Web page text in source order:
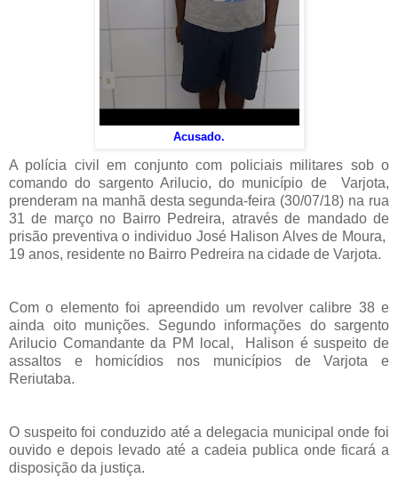
Acusado.
A polícia civil em conjunto com policiais militares sob o
comando do sargento Arilucio, do município de Varjota,
prenderam na manhã desta segunda-feira (30/07/18) na rua
31 de março no Bairro Pedreira, através de mandado de
prisão preventiva o individuo José Halison Alves de Moura,
19 anos, residente no Bairro Pedreira na cidade de Varjota.
Com o elemento foi apreendido um revolver calibre 38 e
ainda oito munições. Segundo informações do sargento
Arilucio Comandante da PM local, Halison é suspeito de
assaltos e homicídios nos municípios de Varjota e
Reriutaba.
O suspeito foi conduzido até a delegacia municipal onde foi
ouvido e depois levado até a cadeia publica onde ficará a
disposição da justiça.